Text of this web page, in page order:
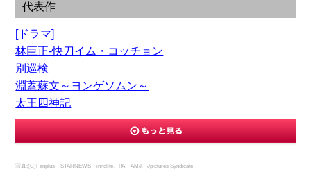
代表作
[ドラマ]
林巨正-快刀イム・コッチョン
別巡検
淵蓋蘇文～ヨンゲソムン～
太王四神記
写真:(C)Fanplus、STARNEWS、innolife、PA、AMJ、Jpictures Syndicate